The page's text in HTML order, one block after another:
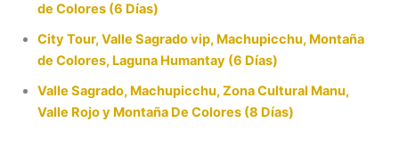
de Colores (6 Días)
City Tour, Valle Sagrado vip, Machupicchu, Montaña
de Colores, Laguna Humantay (6 Días)
Valle Sagrado, Machupicchu, Zona Cultural Manu,
Valle Rojo y Montaña De Colores (8 Días)